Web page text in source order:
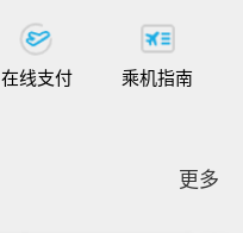
在线支付 乘机指南
更多